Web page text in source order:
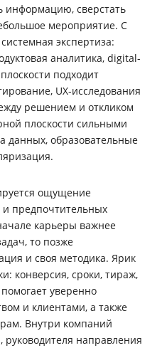
информацию, сверстать
мероприятие. С
экспертиза:
аналитика, digital-
подходит
UX‑исследования
решением и откликом
плоскости сильными
данных, образовательные
ощущение
предпочтительных
карьеры важнее
то позже
и своя методика. Ярик
конверсия, сроки, тираж,
уверенно
и клиентами, а также
Внутри компаний
направления